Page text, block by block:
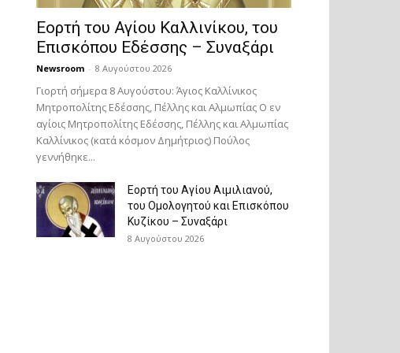
Εορτή του Αγίου Καλλινίκου, του
Επισκόπου Εδέσσης – Συναξάρι
Newsroom - 8 Αυγούστου 2026
Γιορτή σήμερα 8 Αυγούστου: Άγιος Καλλίνικος
Μητροπολίτης Εδέσσης, Πέλλης και Αλμωπίας Ο εν
αγίοις Μητροπολίτης Εδέσσης, Πέλλης και Αλμωπίας
Καλλίνικος (κατά κόσμον Δημήτριος) Πούλος
γεννήθηκε...
Εορτή του Αγίου Αιμιλιανού,
του Ομολογητού και Επισκόπου
Κυζίκου – Συναξάρι
8 Αυγούστου 2026